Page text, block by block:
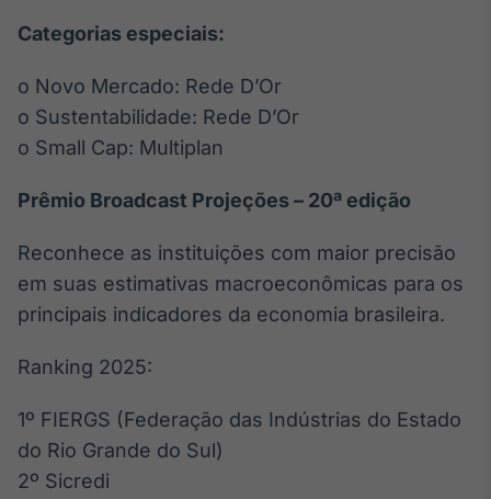
Categorias especiais:
o Novo Mercado: Rede D’Or
o Sustentabilidade: Rede D’Or
o Small Cap: Multiplan
Prêmio Broadcast Projeções – 20ª edição
Reconhece as instituições com maior precisão
em suas estimativas macroeconômicas para os
principais indicadores da economia brasileira.
Ranking 2025:
1º FIERGS (Federação das Indústrias do Estado
do Rio Grande do Sul)
2º Sicredi